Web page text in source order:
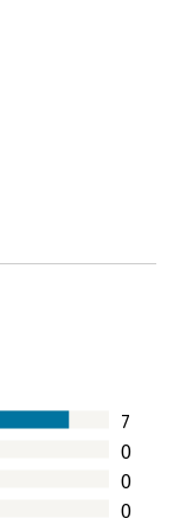
7
0
0
0